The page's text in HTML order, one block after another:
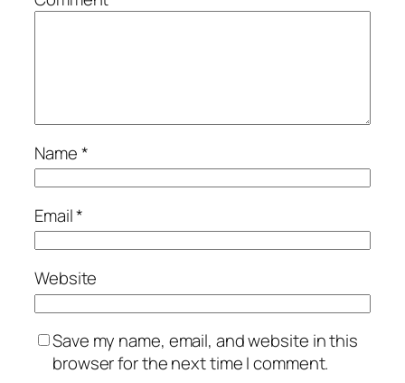
Name*
Email*
Website
Save my name, email, and website in this
browser for the next time I comment.